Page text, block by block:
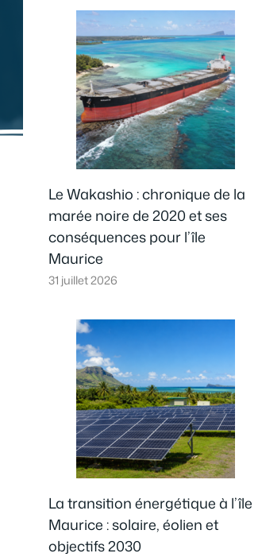
Le Wakashio : chronique de la
marée noire de 2020 et ses
conséquences pour l’île
Maurice
31 juillet 2026
La transition énergétique à l’île
Maurice : solaire, éolien et
objectifs 2030